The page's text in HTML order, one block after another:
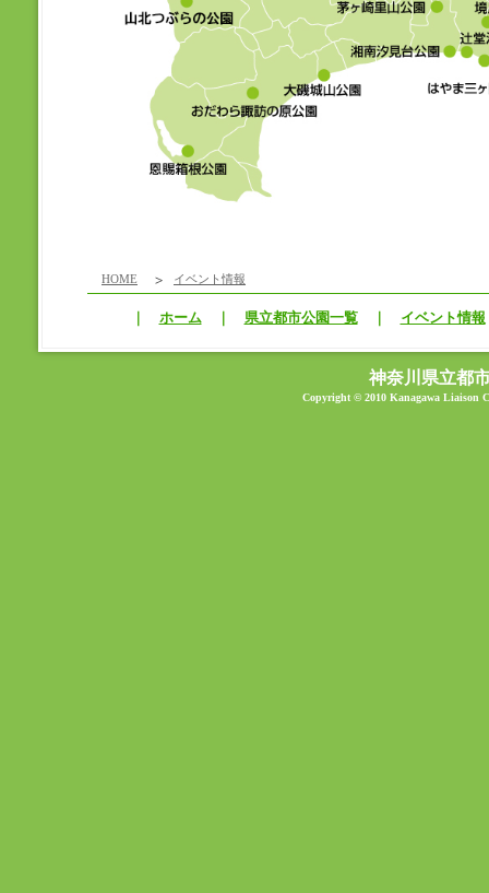
HOME イベント情報
ホーム｜ 県立都市公園一覧｜ イベント情報
神奈川県立都
Copyright © 2010 Kanagawa Liaison